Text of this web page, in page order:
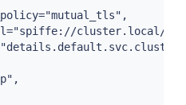
cluster.local/